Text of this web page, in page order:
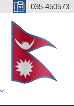
035-450573